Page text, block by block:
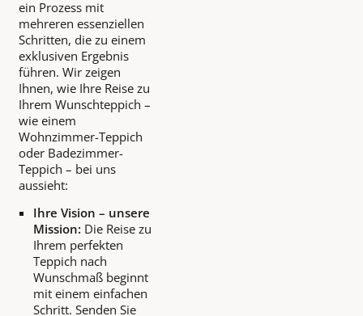
ein Prozess mit
mehreren essenziellen
Schritten, die zu einem
exklusiven Ergebnis
führen. Wir zeigen
Ihnen, wie Ihre Reise zu
Ihrem Wunschteppich –
wie einem
Wohnzimmer-Teppich
oder Badezimmer-
Teppich – bei uns
aussieht:
Ihre Vision – unsere
Mission: Die Reise zu
Ihrem perfekten
Teppich nach
Wunschmaß beginnt
mit einem einfachen
Schritt. Senden Sie